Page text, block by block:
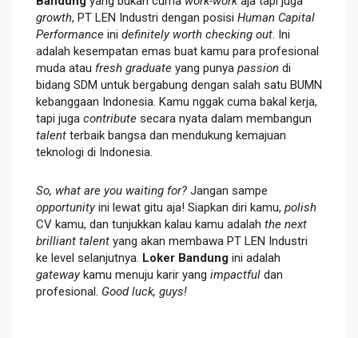
growth, PT LEN Industri dengan posisi Human Capital
Performance ini definitely worth checking out . Ini
adalah kesempatan emas buat kamu para profesional
muda atau fresh graduate yang punya passion di
bidang SDM untuk bergabung dengan salah satu BUMN
kebanggaan Indonesia. Kamu nggak cuma bakal kerja,
tapi juga contribute secara nyata dalam membangun
talent terbaik bangsa dan mendukung kemajuan
teknologi di Indonesia.
So, what are you waiting for? Jangan sampe
opportunityini lewat gitu aja! Siapkan diri kamu, polish
CV kamu, dan tunjukkan kalau kamu adalah the next
brilliant talent yang akan membawa PT LEN Industri
ke level selanjutnya. Loker Bandung ini adalah
gatewaykamu menuju karir yang impactful dan
profesional. Good luck, guys!